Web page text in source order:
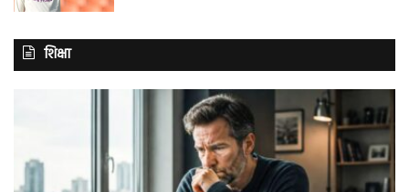
शिक्षा